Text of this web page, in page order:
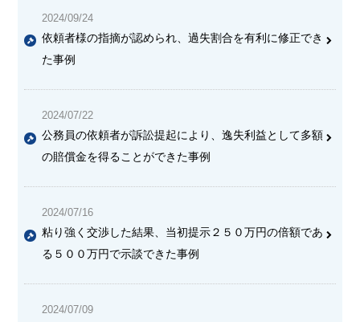
2024/09/24
依頼者様の指摘が認められ、過失割合を有利に修正でき
た事例
2024/07/22
公務員の依頼者が訴訟提起により、逸失利益として多額
の賠償金を得ることができた事例
2024/07/16
粘り強く交渉した結果、当初提示２５０万円の倍額であ
る５００万円で示談できた事例
2024/07/09